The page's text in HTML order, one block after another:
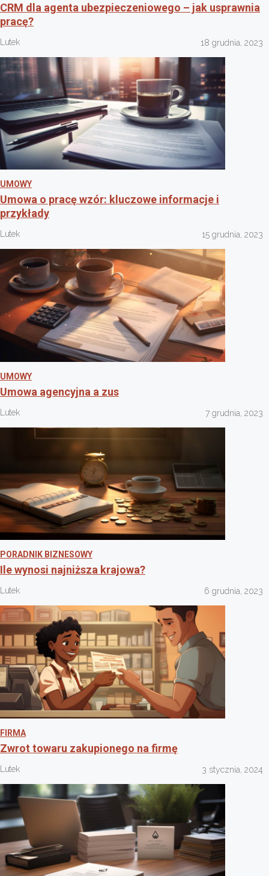
CRM dla agenta ubezpieczeniowego – jak usprawnia
pracę?
Lutek 18 grudnia, 2023
UMOWY
Umowa o pracę wzór: kluczowe informacje i
przykłady
Lutek 15 grudnia, 2023
UMOWY
Umowa agencyjna a zus
Lutek 7 grudnia, 2023
PORADNIK BIZNESOWY
Ile wynosi najniższa krajowa?
Lutek 6 grudnia, 2023
FIRMA
Zwrot towaru zakupionego na firmę
Lutek 3 stycznia, 2024